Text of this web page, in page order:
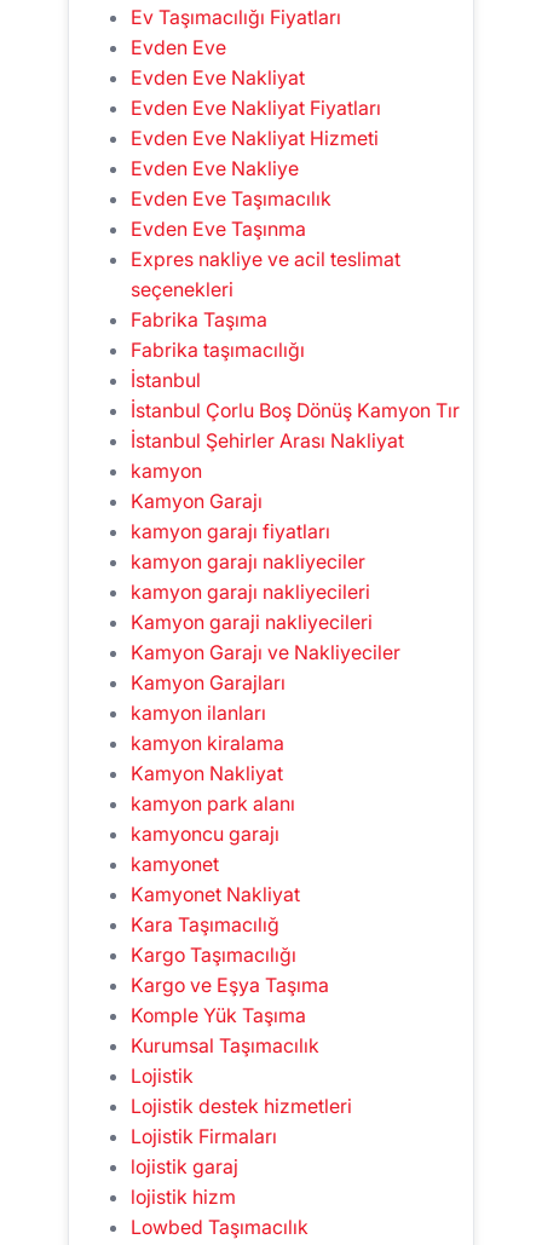
Ev Taşımacılığı Fiyatları
Evden Eve
Evden Eve Nakliyat
Evden Eve Nakliyat Fiyatları
Evden Eve Nakliyat Hizmeti
Evden Eve Nakliye
Evden Eve Taşımacılık
Evden Eve Taşınma
Expres nakliye ve acil teslimat
seçenekleri
Fabrika Taşıma
Fabrika taşımacılığı
İstanbul
İstanbul Çorlu Boş Dönüş Kamyon Tır
İstanbul Şehirler Arası Nakliyat
kamyon
Kamyon Garajı
kamyon garajı fiyatları
kamyon garajı nakliyeciler
kamyon garajı nakliyecileri
Kamyon garaji nakliyecileri
Kamyon Garajı ve Nakliyeciler
Kamyon Garajları
kamyon ilanları
kamyon kiralama
Kamyon Nakliyat
kamyon park alanı
kamyoncu garajı
kamyonet
Kamyonet Nakliyat
Kara Taşımacılığ
Kargo Taşımacılığı
Kargo ve Eşya Taşıma
Komple Yük Taşıma
Kurumsal Taşımacılık
Lojistik
Lojistik destek hizmetleri
Lojistik Firmaları
lojistik garaj
lojistik hizm
Lowbed Taşımacılık